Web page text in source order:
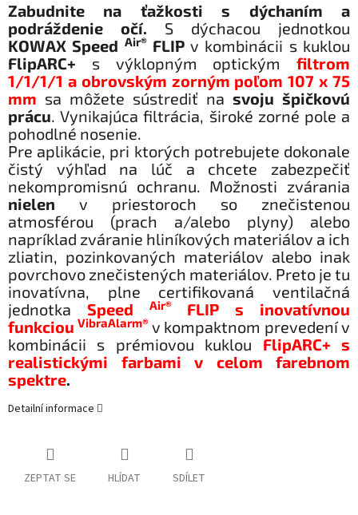
Zabudnite na ťažkosti s dýchaním a
podráždenie očí. S dýchacou jednotkou
KOWAX Speed Air®FLIPv kombinácii s kuklou
FlipARC+ s výklopným optickým filtrom
1/1/1/1 a obrovským zorným poľom 107 x 75
mm sa môžete sústrediť na svoju špičkovú
prácu. Vynikajúca filtrácia, široké zorné pole a
pohodlné nosenie.
Pre aplikácie, pri ktorých potrebujete dokonale
čistý výhľad na lúč a chcete zabezpečiť
nekompromisnú ochranu. Možnosti zvárania
nielen v priestoroch so znečistenou
atmosférou (prach a/alebo plyny) alebo
napríklad zváranie hliníkových materiálov a ich
zliatin, pozinkovaných materiálov alebo inak
povrchovo znečistených materiálov. Preto je tu
inovatívna, plne certifikovaná ventilačná
jednotka Speed Air®FLIP s inovatívnou
funkciouVibraAlarm® v kompaktnom prevedení v
kombinácii s prémiovou kuklou FlipARC+ s
realistickými farbami v celom farebnom
spektre.
Detailní informace
ZEPTAT SE HLÍDAT SDÍLET